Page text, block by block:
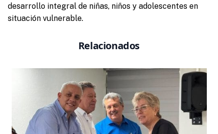
desarrollo integral de niñas, niños y adolescentes en
situación vulnerable.
Relacionados